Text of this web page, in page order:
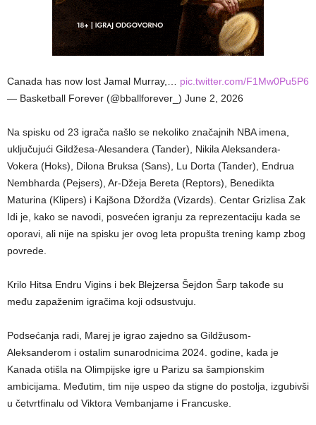
Canada has now lost Jamal Murray,… pic.twitter.com/F1Mw0Pu5P6
— Basketball Forever (@bballforever_) June 2, 2026
Na spisku od 23 igrača našlo se nekoliko značajnih NBA imena,
uključujući Gildžesa-Alesandera (Tander), Nikila Aleksandera-
Vokera (Hoks), Dilona Bruksa (Sans), Lu Dorta (Tander), Endrua
Nembharda (Pejsers), Ar-Džeja Bereta (Reptors), Benedikta
Maturina (Klipers) i Kajšona Džordža (Vizards). Centar Grizlisa Zak
Idi je, kako se navodi, posvećen igranju za reprezentaciju kada se
oporavi, ali nije na spisku jer ovog leta propušta trening kamp zbog
povrede.
Krilo Hitsa Endru Vigins i bek Blejzersa Šejdon Šarp takođe su
među zapaženim igračima koji odsustvuju.
Podsećanja radi, Marej je igrao zajedno sa Gildžusom-
Aleksanderom i ostalim sunarodnicima 2024. godine, kada je
Kanada otišla na Olimpijske igre u Parizu sa šampionskim
ambicijama. Međutim, tim nije uspeo da stigne do postolja, izgubivši
u četvrtfinalu od Viktora Vembanjame i Francuske.